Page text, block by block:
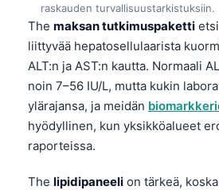
raskauden turvallisuustarkistuksiin.
The maksan tutkimuspaketti
liittyvää hepatosellulaarista
ALT:n ja AST:n kautta. Normaali
noin 7–56 IU/L, mutta kukin
ylärajansa, ja meidän
hyödyllinen, kun yksikköalueet
raporteissa.
The lipidipaneeli on tärkeä,